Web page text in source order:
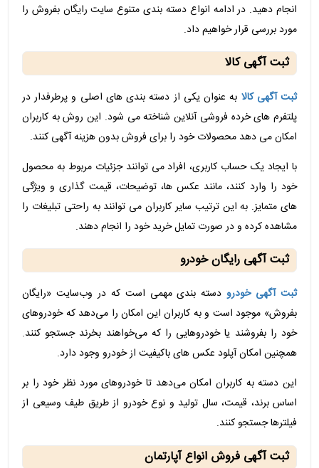
انجام دهید. در ادامه انواع دسته بندی متنوع سایت رایگان بفروش را
مورد بررسی قرار خواهیم داد.
ثبت آگهی کالا
ثبت آگهی کالا به عنوان یکی از دسته بندی های اصلی و پرطرفدار در
پلتفرم های خرده فروشی آنلاین شناخته می شود. این روش به کاربران
امکان می دهد محصولات خود را برای فروش بدون هزینه آگهی کنند.
با ایجاد یک حساب کاربری، افراد می توانند جزئیات مربوط به محصول
خود را وارد کنند، مانند عکس ها، توضیحات، قیمت گذاری و ویژگی
های متمایز. به این ترتیب سایر کاربران می توانند به راحتی تبلیغات را
مشاهده کرده و در صورت تمایل خرید خود را انجام دهند.
ثبت آگهی رایگان خودرو
ثبت آگهی خودرودسته بندی مهمی است که در وب‌سایت «رایگان
بفروش» موجود است و به کاربران این امکان را می‌دهد که خودروهای
خود را بفروشند یا خودروهایی را که می‌خواهند بخرند جستجو کنند.
همچنین امکان آپلود عکس های باکیفیت از خودرو وجود دارد.
این دسته به کاربران امکان می‌دهد تا خودروهای مورد نظر خود را بر
اساس برند، قیمت، سال تولید و نوع خودرو از طریق طیف وسیعی از
فیلترها جستجو کنند.
ثبت آگهی فروش انواع آپارتمان